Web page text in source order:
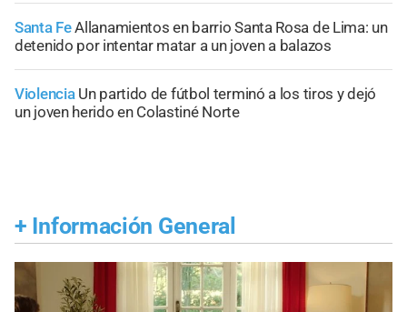
Santa FeAllanamientos en barrio Santa Rosa de Lima: un
detenido por intentar matar a un joven a balazos
Violencia Un partido de fútbol terminó a los tiros y dejó
un joven herido en Colastiné Norte
+ Información General